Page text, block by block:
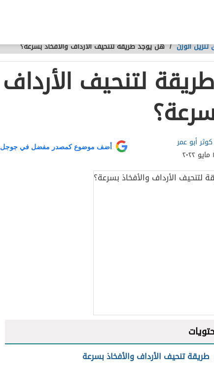
الوزن /هل يوجد طريقة لتنحيف الأرداف والأفخاذ بسرعة؟
لتنحيف الأرداف
كوثر أبو عمر
أضف موضوع كمصدر مفضل في جوجل
طريقة تنحيف الأرداف والأفخاذ بسرعة